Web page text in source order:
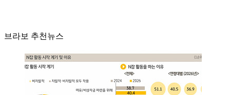
브라보 추천뉴스